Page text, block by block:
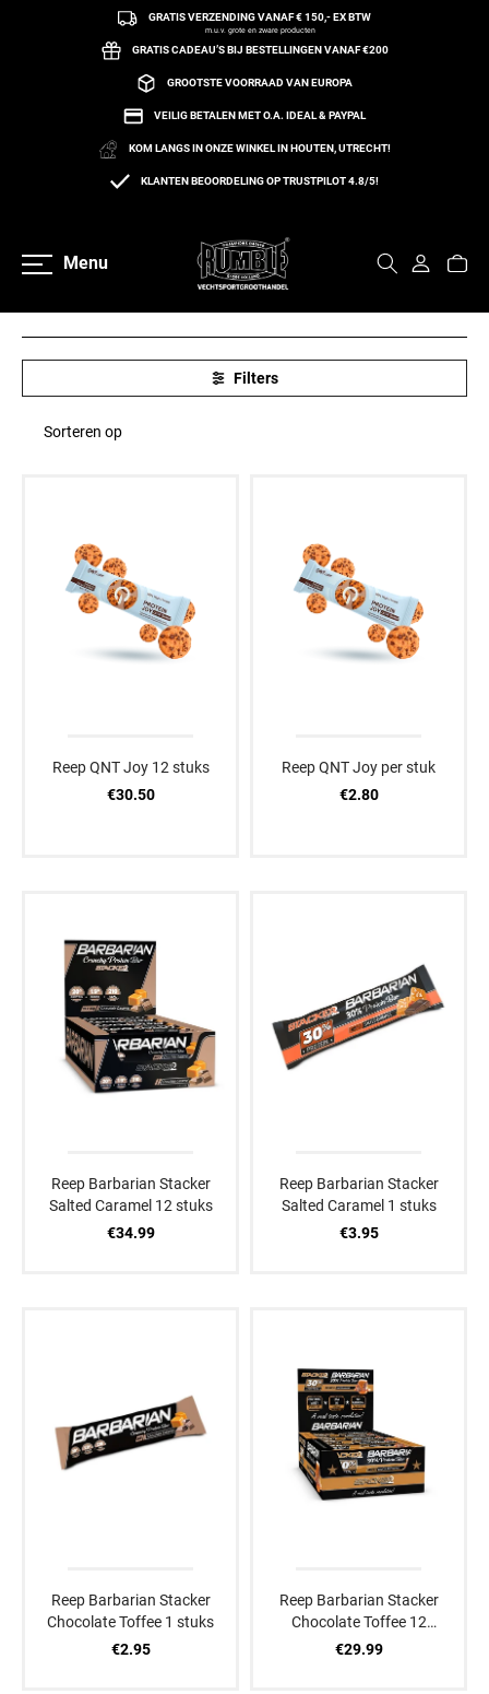
naar de contentGRATIS VERZENDING VANAF € 150,- EX BTW
m.u.v. grote en zware producten
GRATIS CADEAU’S BIJ BESTELLINGEN VANAF €200
GROOTSTE VOORRAAD VAN EUROPA
VEILIG BETALEN MET O.A. IDEAL & PAYPAL
KOM LANGS IN ONZE WINKEL IN HOUTEN, UTRECHT!
KLANTEN BEOORDELING OP TRUSTPILOT 4.8/5!
Menu
Repen
Filters
Sorteren op
Reep QNT Joy 12 stuks
€30.50
Reep QNT Joy per stuk
€2.80
Reep Barbarian Stacker
Salted Caramel 12 stuks
€34.99
Reep Barbarian Stacker
Salted Caramel 1 stuks
€3.95
Reep Barbarian Stacker
Chocolate Toffee 1 stuks
€2.95
Reep Barbarian Stacker
Chocolate Toffee 12
stuks
€29.99